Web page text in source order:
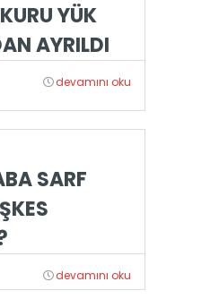
YÜK
AYRILDI
devamını oku
SARF
devamını oku